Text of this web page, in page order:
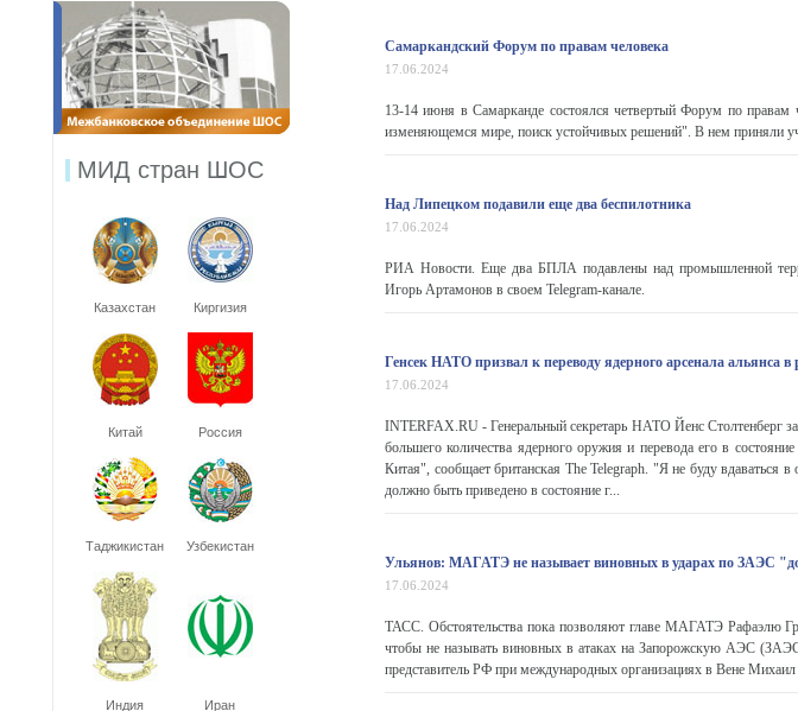
МИД стран ШОС
Казахстан Киргизия
Китай Россия
Таджикистан Узбекистан
Индия Иран
Самаркандский Форум по правам человека
17.06.2024
13-14 июня в Самарканде состоялся четвертый Форум по правам
изменяющемся мире, поиск устойчивых решений". В нем приняли
Над Липецком подавили еще два беспилотника
17.06.2024
РИА Новости. Еще два БПЛА подавлены над промышленной
Игорь Артамонов в своем Telegram-канале.
Генсек НАТО призвал к переводу ядерного арсенала альянса в
17.06.2024
INTERFAX.RU - Генеральный секретарь НАТО Йенс Столтенберг
большего количества ядерного оружия и перевода его в
Китая", сообщает британская The Telegraph. "Я не буду вдаваться
должно быть приведено в состояние г...
Ульянов: МАГАТЭ не называет виновных в ударах по ЗАЭС
17.06.2024
ТАСС. Обстоятельства пока позволяют главе МАГАТЭ Рафаэлю
чтобы не называть виновных в атаках на Запорожскую АЭС
представитель РФ при международных организациях в Вене